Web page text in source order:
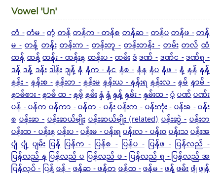
Vowel 'Un'
တံ -တံမ -တံ့တန်တန်က - တန်စတန်ဆ -တန်ပတန်ဖ -တန်
မ - တန့် တန်း တန်းက - တန်းတူ - တန်းတန်း - တမ်း တလ် ထံ
ထန်ထန့်ထန်း - ထန်းနထန်းပ -ထမ်းဒံဒဏ် -ဒဏ်င -ဒဏ်ရ -
ဒန် ဒန့် ဒန်း ဒါန်း ဒျန့် နံ နံက - နံင နံစ - နံန နံပ နံဖ - နံ့ နန် နန့်
နန်း - နန်းစ - နန်းတ - နန်းမ နန်းယ - နန်းရ နန်းလ - နမ် နာမ် -
နာမ်စား -နာမ် ထ -နမ့်နမ်းနှံနှံ့နှန့်နှမ်း -နှမ်းထ -ပံ့ပဏ်ပဏ်း
ပန် - ပန်ကပန်ကာ -ပန်တ -ပန်းပန်းက -ပန်းကုံး -ပန်းခ -ပန်း
စ ပန်းဆ - ပန်းဆယ်မျိုး ပန်းဆယ်မျိုး (related) ပန်းဆွဲ - ပန်းတ
ပန်းထ - ပန်းနပန်းပ -ပန်းမ - ပန်းရ ပန်းလ - ပန်းဝပန်းသပန်းအ
ပျံ ပျံ့ ပျမ်း ပြန် ပြန်က - ပြန်စ - ပြန်ပ - ပြန်ဖ - ပြန်လည် -
ပြန်လည် နပြန်လည် ပပြန်လည် ဖ -ပြန်လည် ရ - ပြန်လည် အ
ပြန်လုပ် -ပြန့်ဖန် -ဖန်ဆ - ဖန်တဖန်ထ -ဖန်မ -ဖန့်ဖမ်းဖျံဖျန်